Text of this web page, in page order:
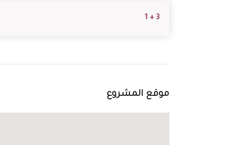
3 + 1
موقع المشروع